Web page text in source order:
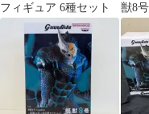
フィギュア 6種セット
獣8
ver.